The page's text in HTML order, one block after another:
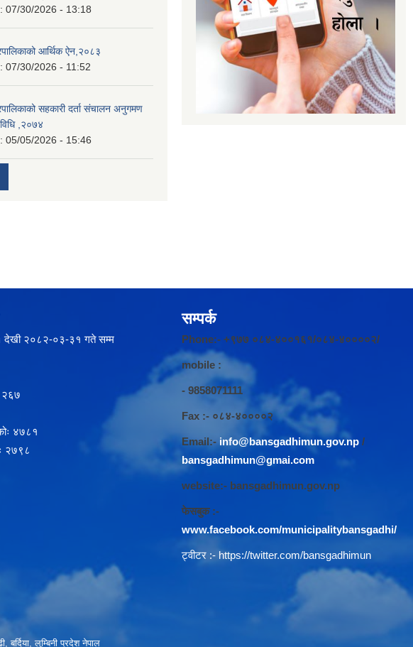
07/30/2026 - 13:18
आर्थिक ऐन,२०८३
07/30/2026 - 11:52
सहकारी दर्ता संचालन अनुगमण
,२०७४
05/05/2026 - 15:46
२०८२-०३-३१ गते सम्म
२६७
४७८१
२७९८
सम्पर्क
Phone:- +९७७ ०८४-४००१६१/०८४-४००००२/
mobile :
- 9858071111
Fax :- ०८४-४००००२
Email:-info@bansgadhimun.gov.np /
bansgadhimun@gmai.com
website:- bansgadhimun.gov.np
फेसबुक :-
www.facebook.com/municipalitybansgadhi/
ट्वीटर :- https://twitter.com/bansgadhimun
बर्दिया, लुम्बिनी प्रदेश नेपाल